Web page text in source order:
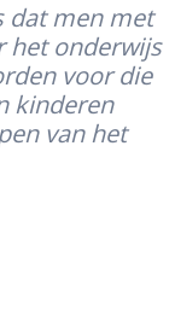
dat men met
het onderwijs
voor die
kinderen
van het